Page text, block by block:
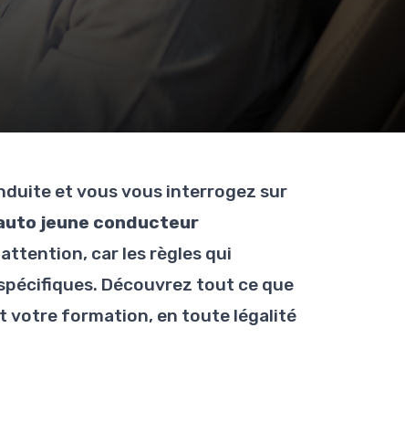
et vous vous interrogez sur
jeune conducteur
car les règles qui
Découvrez tout ce que
votre formation, en toute légalité